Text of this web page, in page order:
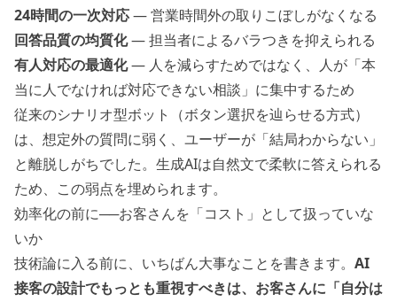
24時間の一次対応— 営業時間外の取りこぼしがなくなる
回答品質の均質化— 担当者によるバラつきを抑えられる
有人対応の最適化— 人を減らすためではなく、人が「本
当に人でなければ対応できない相談」に集中するため
従来のシナリオ型ボット（ボタン選択を辿らせる方式）
は、想定外の質問に弱く、ユーザーが「結局わからない」
と離脱しがちでした。生成AIは自然文で柔軟に答えられる
ため、この弱点を埋められます。
効率化の前に──お客さんを「コスト」として扱っていな
いか
技術論に入る前に、いちばん大事なことを書きます。 AI
接客の設計でもっとも重視すべきは、お客さんに「自分は